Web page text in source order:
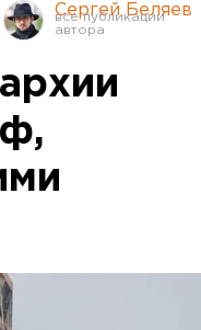
Сергей Беляев